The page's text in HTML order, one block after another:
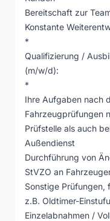
Bereitschaft zur
Konstante
*
Qualifizierung /
(m/w/d):
*
Ihre Aufgaben nach
Fahrzeugprüfungen
Prüfstelle als auch
Außendienst
Durchführung von
StVZO an
Sonstige Prüfungen,
z.B. Oldtimer-
Einzelabnahmen /